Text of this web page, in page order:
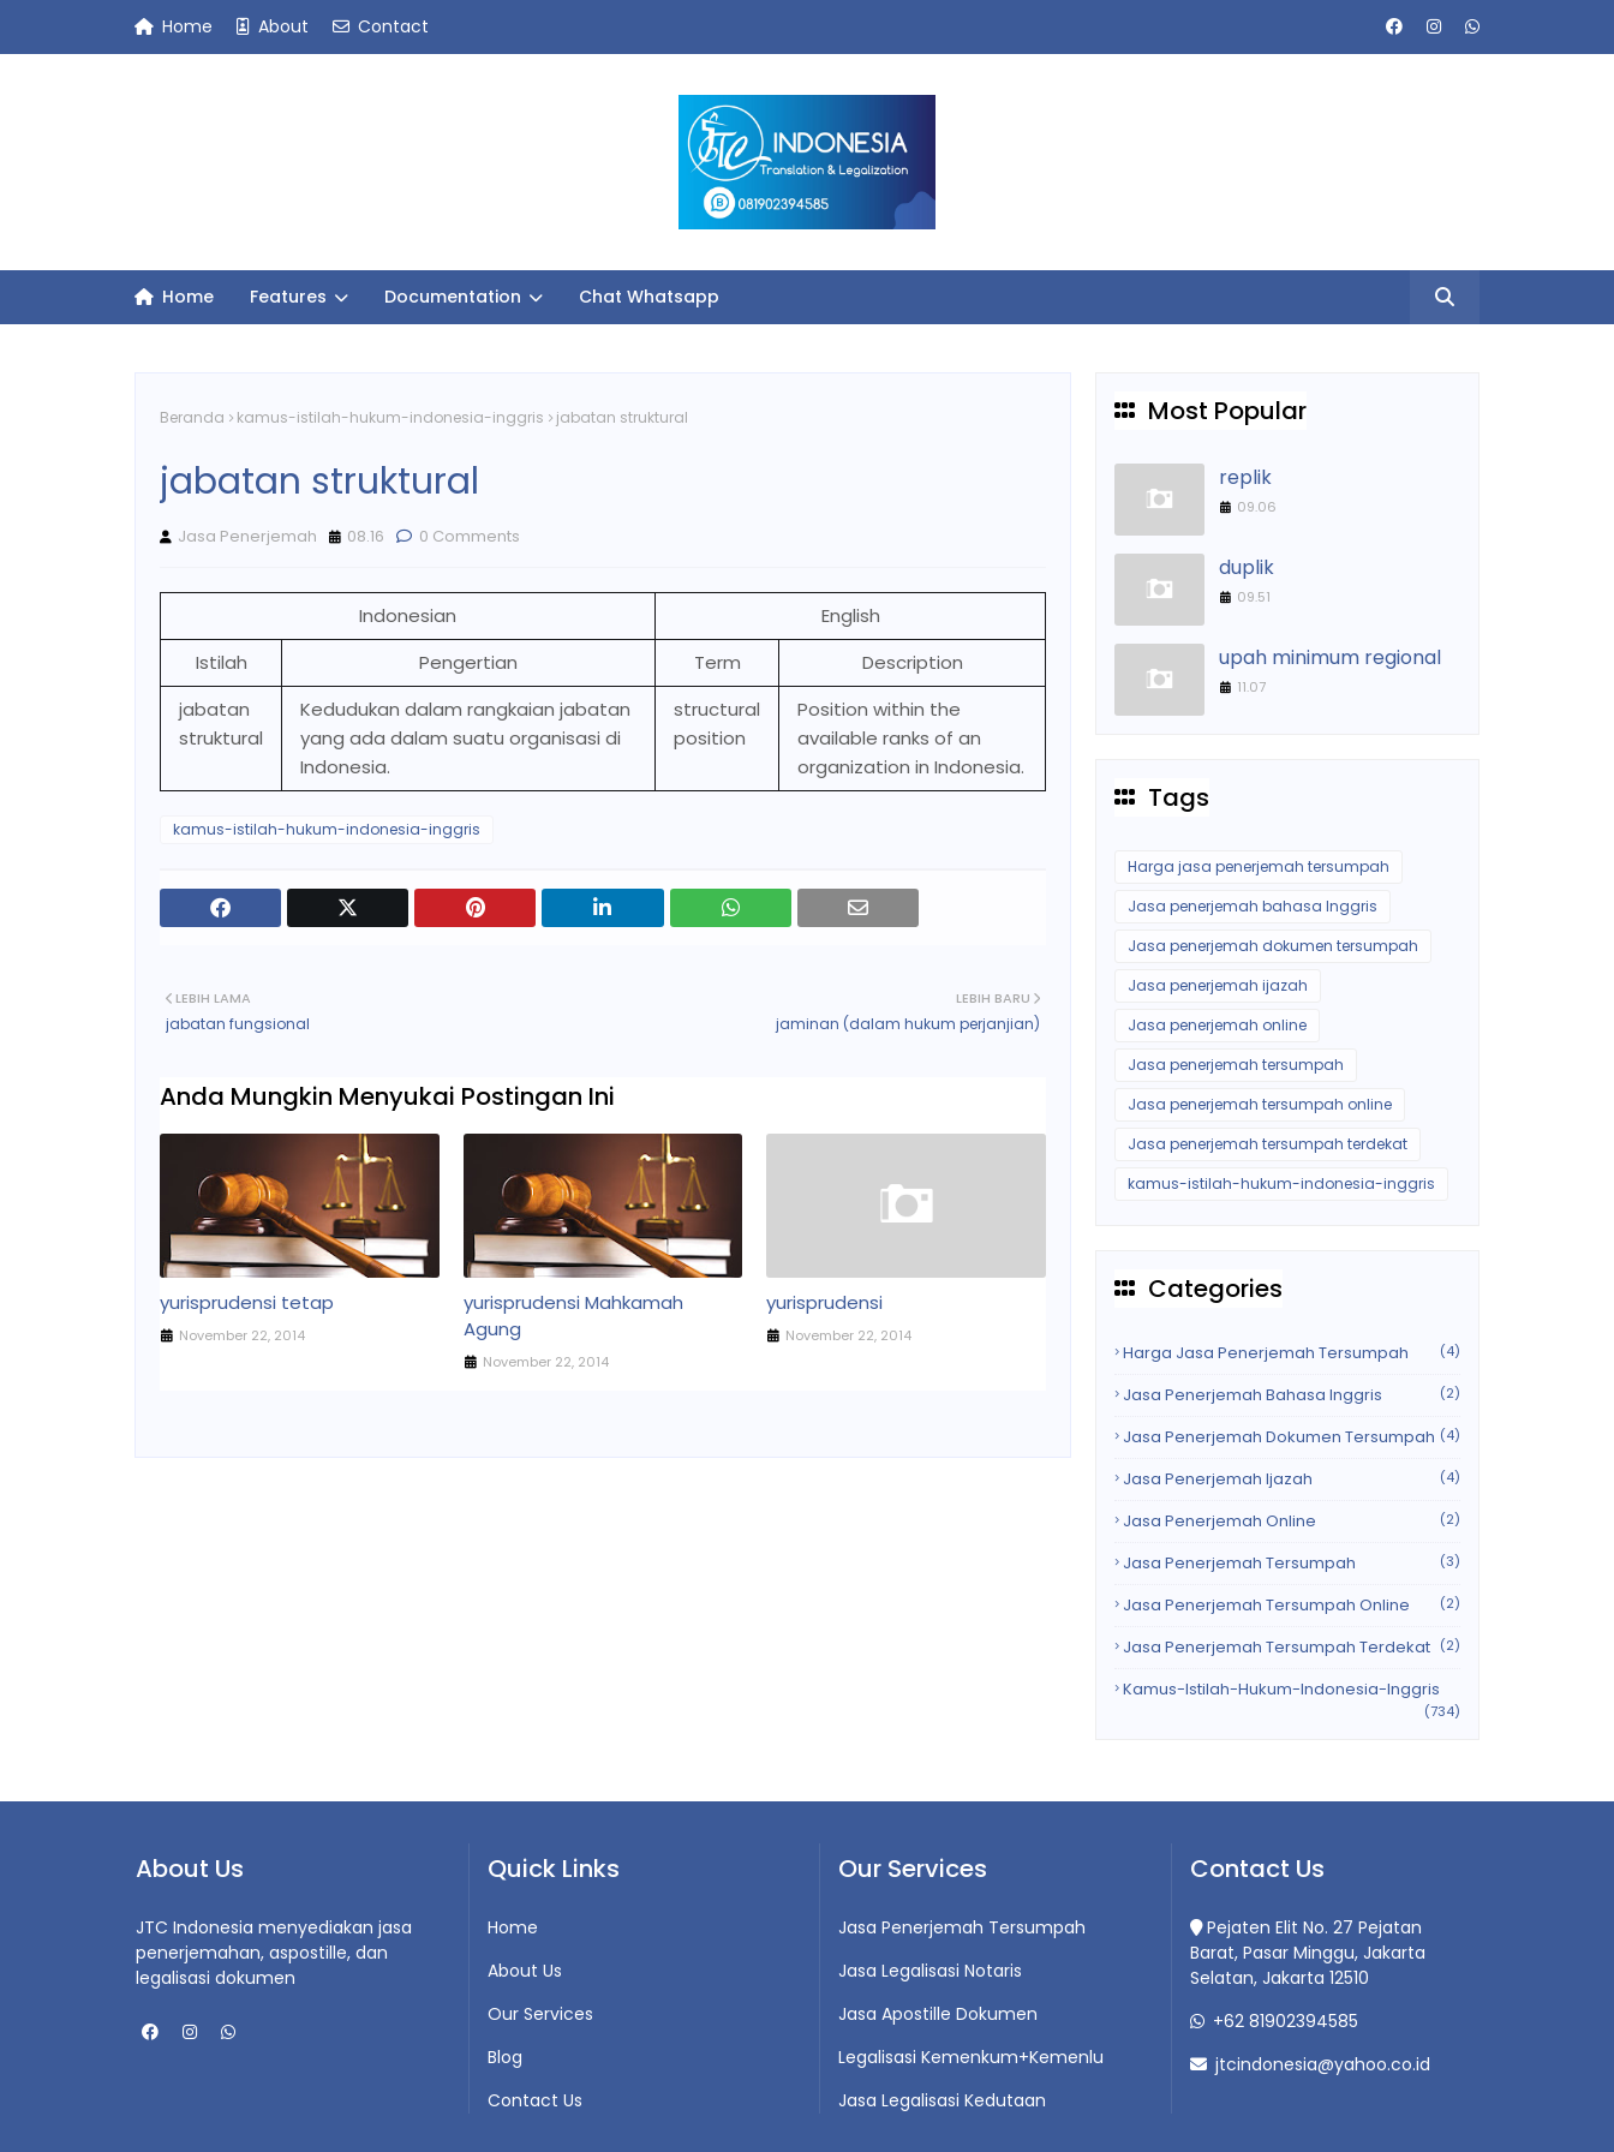
Home About Contact
Home Features Documentation Chat Whatsapp
Beranda kamus-istilah-hukum-indonesia-inggris jabatan struktural
jabatan struktural
Jasa Penerjemah 08.16 0 Comments
Indonesian
English
Istilah
Pengertian Term
Description
jabatan
struktural
Kedudukan dalam rangkaian jabatan
yang ada dalam suatu organisasi di
Indonesia.
structural
position
Position within the
available ranks of an
organization in Indonesia.
kamus-istilah-hukum-indonesia-inggris
LEBIH BARU
jaminan (dalam hukum perjanjian)
LEBIH LAMA
jabatan fungsional
Anda Mungkin Menyukai Postingan Ini
yurisprudensi tetap
November 22, 2014
yurisprudensi Mahkamah
Agung
November 22, 2014
yurisprudensi
November 22, 2014
Most Popular
replik
09.06
duplik
09.51
upah minimum regional
11.07
Tags
Harga jasa penerjemah tersumpah
Jasa penerjemah bahasa Inggris
Jasa penerjemah dokumen tersumpah
Jasa penerjemah ijazah
Jasa penerjemah online
Jasa penerjemah tersumpah
Jasa penerjemah tersumpah online
Jasa penerjemah tersumpah terdekat
kamus-istilah-hukum-indonesia-inggris
Categories
Harga Jasa Penerjemah Tersumpah (4)
Jasa Penerjemah Bahasa Inggris (2)
Jasa Penerjemah Dokumen Tersumpah (4)
Jasa Penerjemah Ijazah (4)
Jasa Penerjemah Online (2)
Jasa Penerjemah Tersumpah (3)
Jasa Penerjemah Tersumpah Online (2)
Jasa Penerjemah Tersumpah Terdekat (2)
Kamus-Istilah-Hukum-Indonesia-Inggris
(734)
About Us
JTC Indonesia menyediakan jasa
penerjemahan, aspostille, dan
legalisasi dokumen
Quick Links
Home
About Us
Our Services
Blog
Contact Us
Our Services
Jasa Penerjemah Tersumpah
Jasa Legalisasi Notaris
Jasa Apostille Dokumen
Legalisasi Kemenkum+Kemenlu
Jasa Legalisasi Kedutaan
Contact Us
Pejaten Elit No. 27 Pejatan
Barat, Pasar Minggu, Jakarta
Selatan, Jakarta 12510
+62 81902394585
jtcindonesia@yahoo.co.id